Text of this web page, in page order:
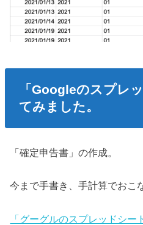
「Googleのスプレ
てみました。
「確定申告書」の作成。
今まで手書き、手計算でおこ
「グーグルのスプレッドシ